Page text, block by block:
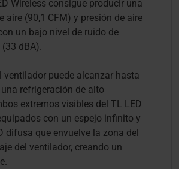
Wireless consigue producir una
aire (90,1 CFM) y presión de aire
un bajo nivel de ruido de
dBA).
ventilador puede alcanzar hasta
refrigeración de alto
extremos visibles del TL LED
con un espejo infinito y
difusa que envuelve la zona del
del ventilador, creando un